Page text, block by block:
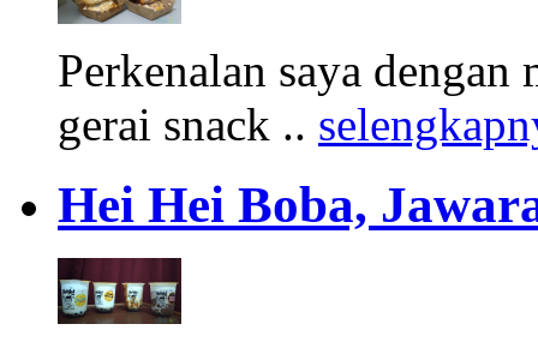
Perkenalan saya
gerai snack ..
Hei Hei Boba,